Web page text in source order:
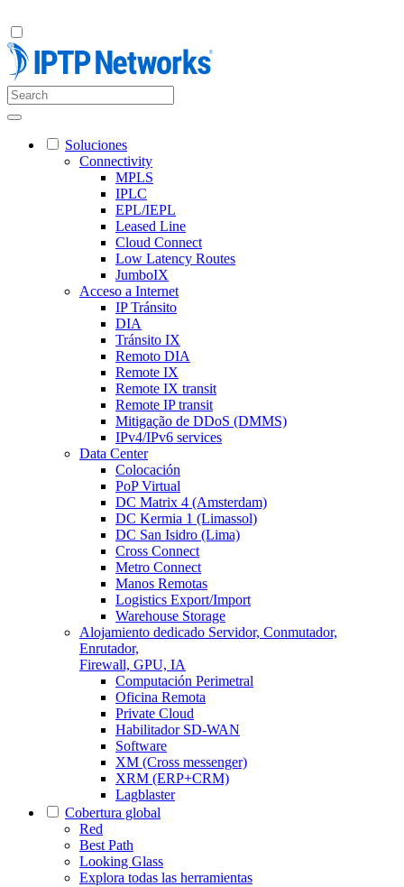
Soluciones
Connectivity
MPLS
IPLC
EPL/IEPL
Leased Line
Cloud Connect
Low Latency Routes
JumboIX
Acceso a Internet
IP Tránsito
DIA
Tránsito IX
Remoto DIA
Remote IX
Remote IX transit
Remote IP transit
Mitigação de DDoS (DMMS)
IPv4/IPv6 services
Data Center
Colocación
PoP Virtual
DC Matrix 4 (Amsterdam)
DC Kermia 1 (Limassol)
DC San Isidro (Lima)
Cross Connect
Metro Connect
Manos Remotas
Logistics Export/Import
Warehouse Storage
Alojamiento dedicado Servidor, Conmutador,
Enrutador,
Firewall, GPU, IA
Computación Perimetral
Oficina Remota
Private Cloud
Habilitador SD-WAN
Software
XM (Cross messenger)
XRM (ERP+CRM)
Lagblaster
Cobertura global
Red
Best Path
Looking Glass
Explora todas las herramientas